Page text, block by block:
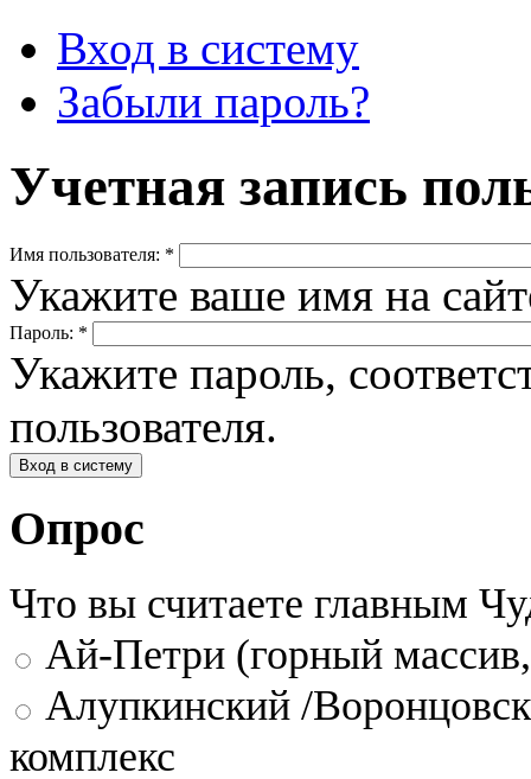
Вход в систему
Забыли пароль?
Учетная запись
Имя пользователя: *
Укажите ваше имя на
Пароль: *
Укажите пароль,
пользователя.
Опрос
Что вы считаете главным
Ай-Петри (горный
Алупкинский /
комплекс